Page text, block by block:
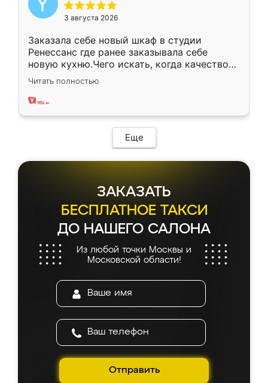
3 августа 2026
Заказала себе новый шкаф в студии
Ренессанс где ранее заказывала себе
новую кухню.Чего искать, когда качеством
вполне довольна. Служит кухня уже почти
два года, нареканий нет.
Читать полностью
Еще
ЗАКАЗАТЬ
БЕСПЛАТНОЕ ТАКСИ
ДО НАШЕГО САЛОНА
Из любой точки Москвы и
Московской области!
Отправить